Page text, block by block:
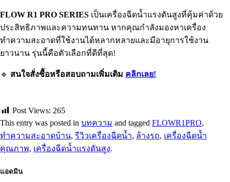
FLOW R1 PRO SERIES เป็นเครื่องฉีดน้ำแรงดันสูงที่คุ้มค่าด้วย
ประสิทธิภาพและความทนทาน หากคุณกำลังมองหาเครื่อง
ทำความสะอาดที่ใช้งานได้หลากหลายและมีอายุการใช้งาน
ยาวนาน รุ่นนี้คือตัวเลือกที่ดีที่สุด!
🔹 สนใจสั่งซื้อหรือสอบถามเพิ่มเติม คลิกเลย!
Post Views: 265
This entry was posted in บทความ and tagged FLOWR1PRO,
ทำความสะอาดบ้าน, รีวิวเครื่องฉีดน้ำ, ล้างรถ, เครื่องฉีดน้ำ
คุณภาพ, เครื่องฉีดน้ำแรงดันสูง.
แอดมิน